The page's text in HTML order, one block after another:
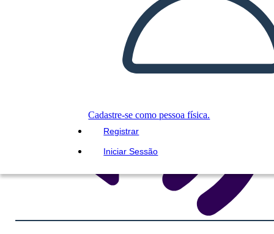
Cadastre-se como pessoa física.
Registrar
Iniciar Sessão